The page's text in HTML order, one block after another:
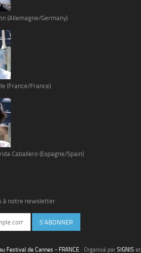
(Allemagne/Germany)
(France/France)
Caballero (Espagne/Spain)
à notre newsletter
S'ABONNER
Festival de Cannes - FRANCE · Organisé par SIGNIS et